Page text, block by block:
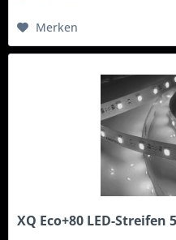
Merken
XQ Eco+80 LED-